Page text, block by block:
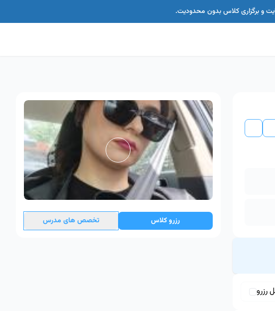
و برگزاری کلاس بدون محدودیت.
رزرو
رزرو کلاس تخصص های مدرس